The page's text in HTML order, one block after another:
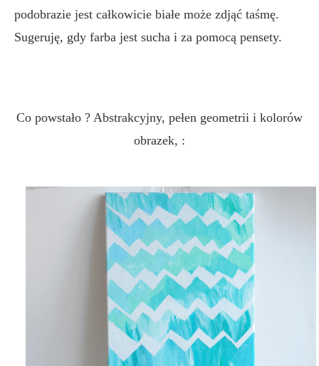
podobrazie jest całkowicie białe może zdjąć taśmę.
Sugeruję, gdy farba jest sucha i za pomocą pensety.
Co powstało ? Abstrakcyjny, pełen geometrii i kolorów
obrazek, :